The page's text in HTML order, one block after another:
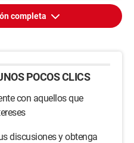
completa
POCOS CLICS
con aquellos que
discusiones y obtenga